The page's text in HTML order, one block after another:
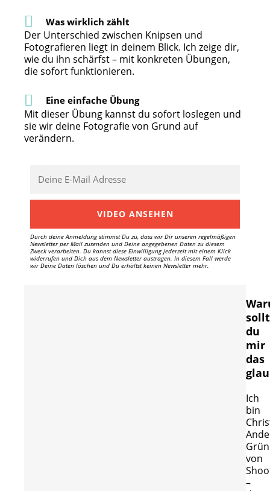
Was wirklich zählt
Der Unterschied zwischen Knipsen und
Fotografieren liegt in deinem Blick. Ich zeige dir,
wie du ihn schärfst – mit konkreten Übungen,
die sofort funktionieren.
Eine einfache Übung
Mit dieser Übung kannst du sofort loslegen und
sie wir deine Fotografie von Grund auf
verändern.
VIDEO ANSEHEN
Durch deine Anmeldung stimmst Du zu, dass wir Dir unseren regelmäßigen
Newsletter per Mail zusenden und Deine angegebenen Daten zu diesem
Zweck verarbeiten. Du kannst diese Einwilligung jederzeit mit einem Klick
widerrufen und Dich aus dem Newsletter austragen. In diesem Fall werde
wir Deine Daten löschen und Du erhältst keinen Newsletter mehr.
du
mir
das
Ich
bin
von
–